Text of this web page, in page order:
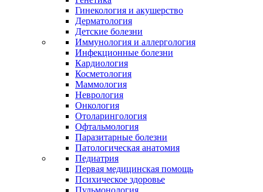
Гинекология и акушерство
Дерматология
Детские болезни
Иммунология и аллергология
Инфекционные болезни
Кардиология
Косметология
Маммология
Неврология
Онкология
Отоларингология
Офтальмология
Паразитарные болезни
Патологическая анатомия
Педиатрия
Первая медицинская помощь
Психическое здоровье
Пульмонология